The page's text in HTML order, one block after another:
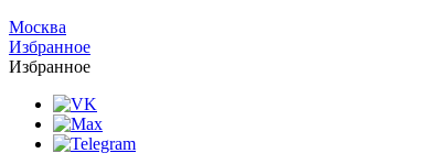
Москва
Избранное
Избранное